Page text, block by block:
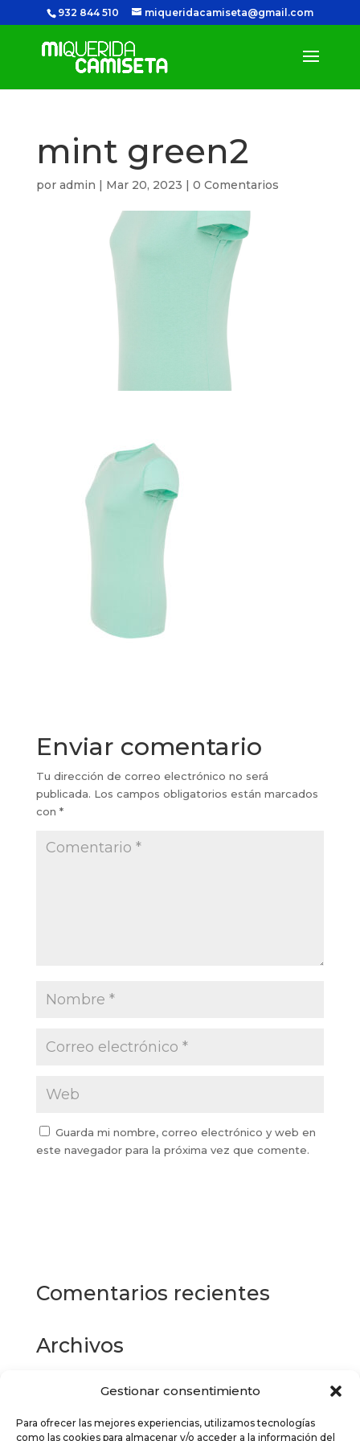
Gestionar consentimiento
Para ofrecer las mejores experiencias, utilizamos tecnologías
como las cookies para almacenar y/o acceder a la información del
932 844 510 miqueridacamiseta@gmail.com
mint green2
por admin | Mar 20, 2023 | 0 Comentarios
Enviar comentario
Tu dirección de correo electrónico no será
publicada. Los campos obligatorios están marcados
con *
Guarda mi nombre, correo electrónico y web en
este navegador para la próxima vez que comente.
Comentarios recientes
Archivos
Categorías
No hay categorías